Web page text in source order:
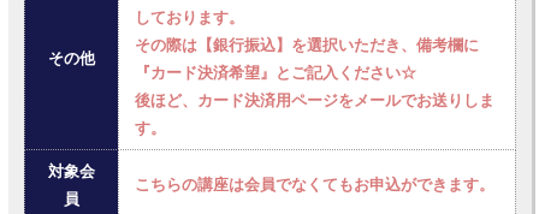
その他
しております。
その際は【銀行振込】を選択いただき、備考欄に
『カード決済希望』とご記入ください☆
後ほど、カード決済用ページをメールでお送りしま
す。
対象会
員
こちらの講座は会員でなくてもお申込ができます。